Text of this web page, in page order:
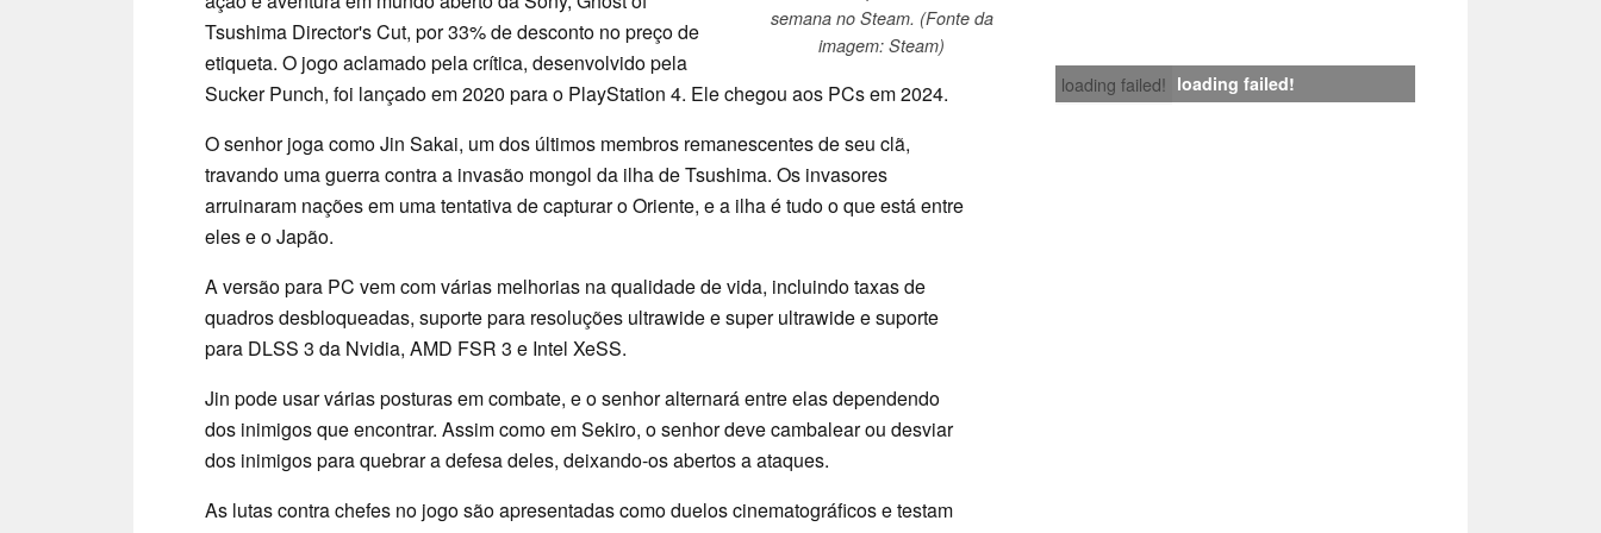
semana no Steam. (Fonte da
imagem: Steam)
loading failed! loading failed!
Tsushima Director's Cut, por 33% de desconto no preço de
etiqueta. O jogo aclamado pela crítica, desenvolvido pela
Sucker Punch, foi lançado em 2020 para o PlayStation 4. Ele chegou aos PCs em 2024.
O senhor joga como Jin Sakai, um dos últimos membros remanescentes de seu clã,
travando uma guerra contra a invasão mongol da ilha de Tsushima. Os invasores
arruinaram nações em uma tentativa de capturar o Oriente, e a ilha é tudo o que está entre
eles e o Japão.
A versão para PC vem com várias melhorias na qualidade de vida, incluindo taxas de
quadros desbloqueadas, suporte para resoluções ultrawide e super ultrawide e suporte
para DLSS 3 da Nvidia, AMD FSR 3 e Intel XeSS.
Jin pode usar várias posturas em combate, e o senhor alternará entre elas dependendo
dos inimigos que encontrar. Assim como em Sekiro, o senhor deve cambalear ou desviar
dos inimigos para quebrar a defesa deles, deixando-os abertos a ataques.
As lutas contra chefes no jogo são apresentadas como duelos cinematográficos e testam